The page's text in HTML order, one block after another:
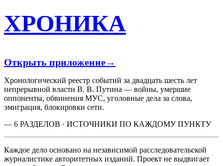
ХРОНИКА
Открыть приложение→
Хронологический реестр событий за двадцать шесть лет
непрерывной власти В. В. Путина — войны, умершие
оппоненты, обвинения МУС, уголовные дела за слова,
эмиграция, блокировки сети.
— 6 РАЗДЕЛОВ · ИСТОЧНИКИ ПО КАЖДОМУ ПУНКТУ
Каждое дело основано на независимой расследовательской
журналистике авторитетных изданий. Проект не выдвигает